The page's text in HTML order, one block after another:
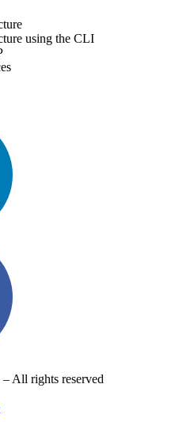
using the CLI
All rights reserved